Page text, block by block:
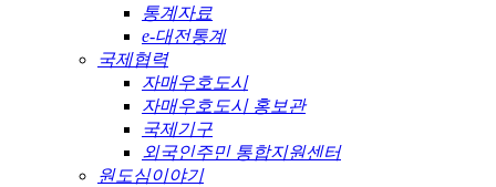
통계자료
e-대전통계
국제협력
자매우호도시
자매우호도시 홍보관
국제기구
외국인주민 통합지원센터
원도심이야기